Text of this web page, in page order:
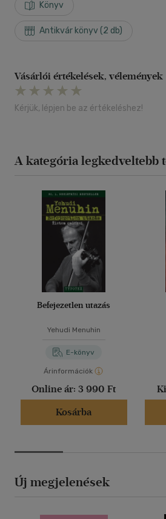
Könyv
Antikvár könyv (2 db)
Vásárlói értékelések, vélemények
Kérjük, lépjen be az értékeléshez!
A kategória legkedveltebb
Befejezetlen utazás
Yehudi Menuhin
E-könyv
Árinformációk
Online ár: 3 990 Ft
Kosárba
Új megjelenések